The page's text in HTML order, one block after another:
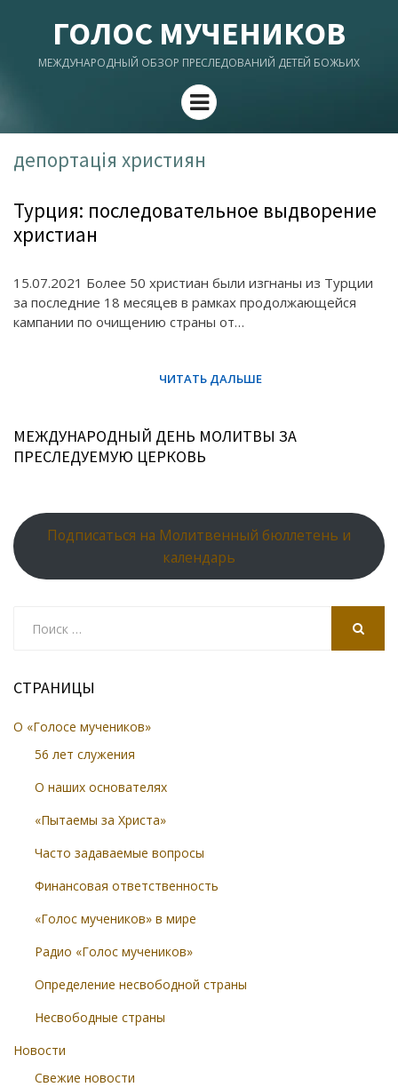
ГОЛОС МУЧЕНИКОВ
МЕЖДУНАРОДНЫЙ ОБЗОР ПРЕСЛЕДОВАНИЙ ДЕТЕЙ БОЖЬИХ
Menu
депортація християн
Турция: последовательное выдворение
христиан
15.07.2021 Более 50 христиан были изгнаны из Турции
за последние 18 месяцев в рамках продолжающейся
кампании по очищению страны от…
МЕЖДУНАРОДНЫЙ ДЕНЬ МОЛИТВЫ ЗА
ПРЕСЛЕДУЕМУЮ ЦЕРКОВЬ
Подписаться на Молитвенный бюллетень и
календарь
СТРАНИЦЫ
О «Голосе мучеников»
56 лет служения
О наших основателях
«Пытаемы за Христа»
Часто задаваемые вопросы
Финансовая ответственность
«Голос мучеников» в мире
Радио «Голос мучеников»
Определение несвободной страны
Несвободные страны
Новости
Свежие новости